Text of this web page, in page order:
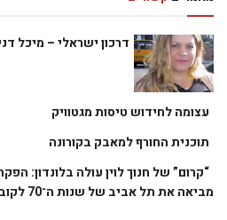
דרכון ישראלי – מיכל
עצומה לחידוש טיסות מגטוויק
תוכנית החורף למאבק בקורונה
“קרום” של חנוך לוין עולה בלונדון:
מביאה את תל אביב של שנות ה־70 לקובנט גארדן